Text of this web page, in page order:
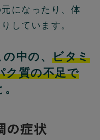
になったり、体
しています。
中の、 ビタミ
ク質の不足で